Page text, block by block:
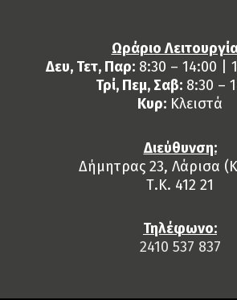
Ωράριο
Δευ, Τετ, Παρ: 8:30 – 14:00 |
Τρί, Πεμ, Σαβ: 8:30 –
Κυρ: Κλειστά
Διεύθυνση:
Δήμητρας 23, Λάρισα
Τ.Κ. 412 21
Τηλέφωνο:
2410 537 837